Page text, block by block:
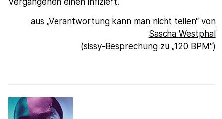
Vergangenen einen infiziert.“
aus „Verantwortung kann man nicht teilen“ von
Sascha Westphal
(sissy-Besprechung zu „120 BPM“)